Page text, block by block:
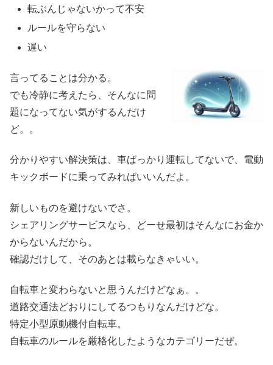
転ぶんじゃないかって不安
ルールを守らない
遅い
言ってることは分かる。
でも冷静に考えたら、そんなに問
題になってない気がするんだけ
ど。。
分かりやすい解決策は、車ばっかり運転してないで、電動
キックボードに乗ってみればいいんだよ。
新しいものを避けないでさ。
シェアリングサービスなら、どーせ最初はそんなにお金か
からないんだから。
確認だけして、そのあとは載らなきゃいい。
自転車と変わらないと思うんだけどなぁ。。
道路交通法どおりにしてるつもりなんだけどな。
特定小型原動機付自転車。
自転車のルールを厳格化したようなカテゴリーだぜ。